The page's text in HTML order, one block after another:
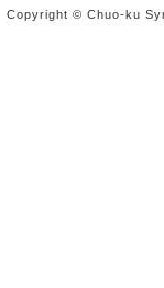
Copyright © Chuo-ku